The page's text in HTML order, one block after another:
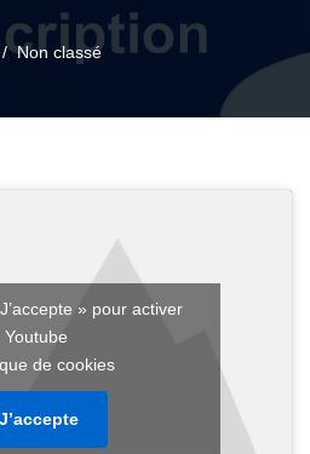
Non classé
» pour activer
Youtube
de cookies
J’accepte